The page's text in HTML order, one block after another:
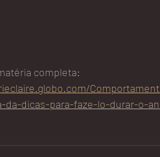
completa:
da-dicas-para-faze-lo-durar-o-